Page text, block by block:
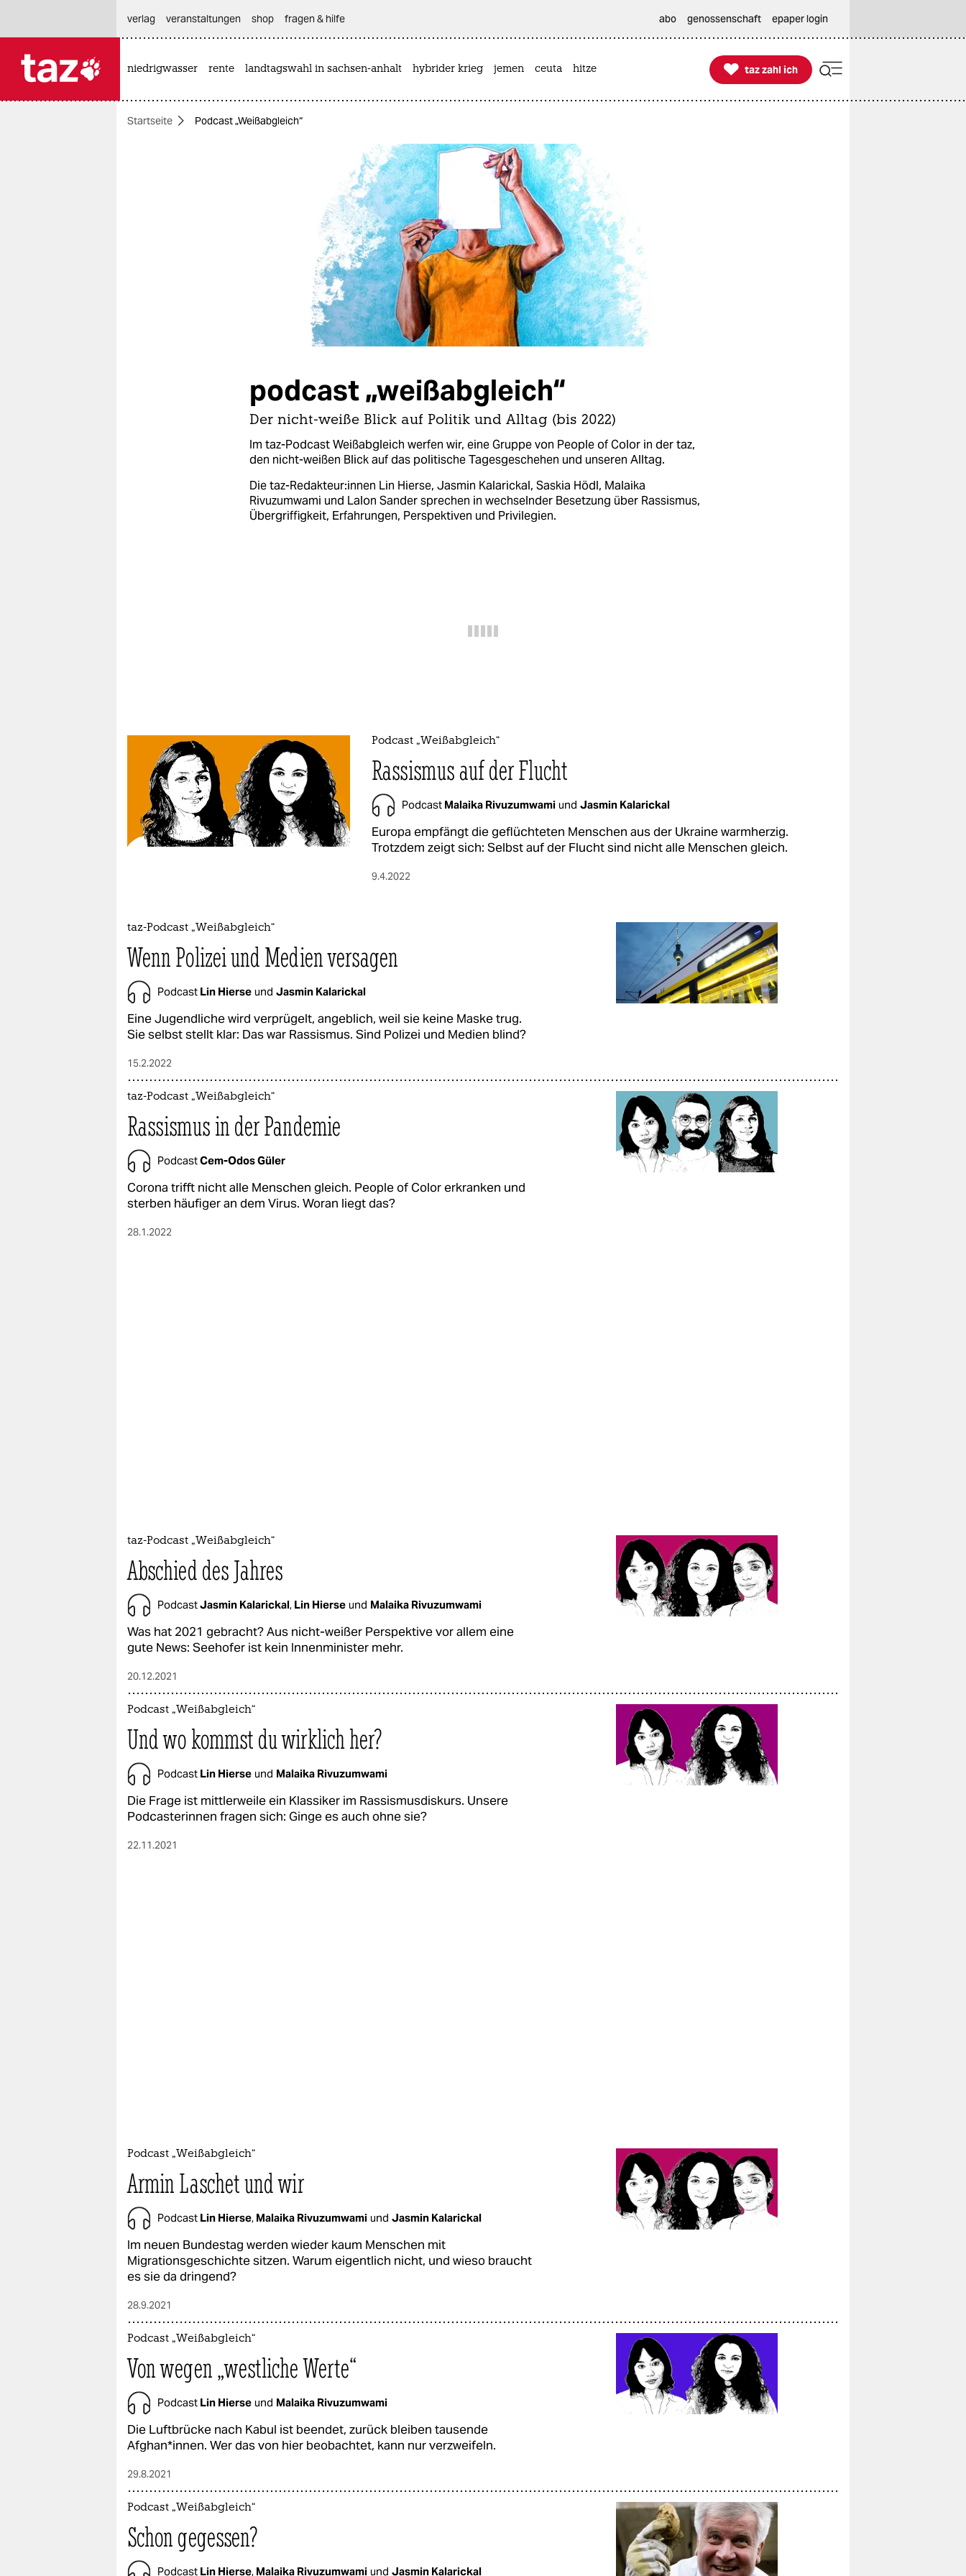
themen
verlag
veranstaltungen shop fragen & hilfe abo genossenschaft epaper login
niedrigwasser rente landtagswahl in sachsen-anhalt hybrider krieg jemen ceuta hitze 
taz zahl ich
taz zahl ich
Startseite Podcast „Weißabgleich“
podcast „weißabgleich“
Der nicht-weiße Blick auf Politik und Alltag (bis 2022)
Im taz-Podcast Weißabgleich werfen wir, eine Gruppe von People of Color in der taz,
den nicht-weißen Blick auf das politische Tagesgeschehen und unseren Alltag.
Die taz-Redakteur:innen Lin Hierse, Jasmin Kalarickal, Saskia Hödl, Malaika
Rivuzumwami und Lalon Sander sprechen in wechselnder Besetzung über Rassismus,
Übergriffigkeit, Erfahrungen, Perspektiven und Privilegien.
Podcast „Weißabgleich“
Rassismus auf der Flucht
Podcast Malaika Rivuzumwami und Jasmin Kalarickal
Europa empfängt die geflüchteten Menschen aus der Ukraine warmherzig.
Trotzdem zeigt sich: Selbst auf der Flucht sind nicht alle Menschen gleich.
9.4.2022
taz-Podcast „Weißabgleich“
Wenn Polizei und Medien versagen
Podcast Lin Hierse und Jasmin Kalarickal
Eine Jugendliche wird verprügelt, angeblich, weil sie keine Maske trug.
Sie selbst stellt klar: Das war Rassismus. Sind Polizei und Medien blind?
15.2.2022
taz-Podcast „Weißabgleich“
Rassismus in der Pandemie
PodcastCem-Odos Güler
Corona trifft nicht alle Menschen gleich. People of Color erkranken und
sterben häufiger an dem Virus. Woran liegt das?
28.1.2022
taz-Podcast „Weißabgleich“
Abschied des Jahres
PodcastJasmin Kalarickal, Lin Hierse und Malaika Rivuzumwami
Was hat 2021 gebracht? Aus nicht-weißer Perspektive vor allem eine
gute News: Seehofer ist kein Innenminister mehr.
20.12.2021
Podcast „Weißabgleich“
Und wo kommst du wirklich her?
Podcast Lin Hierse und Malaika Rivuzumwami
Die Frage ist mittlerweile ein Klassiker im Rassismusdiskurs. Unsere
Podcasterinnen fragen sich: Ginge es auch ohne sie?
22.11.2021
Podcast „Weißabgleich“
Armin Laschet und wir
Podcast Lin Hierse, Malaika Rivuzumwami und Jasmin Kalarickal
Im neuen Bundestag werden wieder kaum Menschen mit
Migrationsgeschichte sitzen. Warum eigentlich nicht, und wieso braucht
es sie da dringend?
28.9.2021
Podcast „Weißabgleich“
Von wegen „westliche Werte“
Podcast Lin Hierse und Malaika Rivuzumwami
Die Luftbrücke nach Kabul ist beendet, zurück bleiben tausende
Afghan*innen. Wer das von hier beobachtet, kann nur verzweifeln.
29.8.2021
Podcast „Weißabgleich“
Schon gegessen?
Podcast Lin Hierse, Malaika Rivuzumwami und Jasmin Kalarickal